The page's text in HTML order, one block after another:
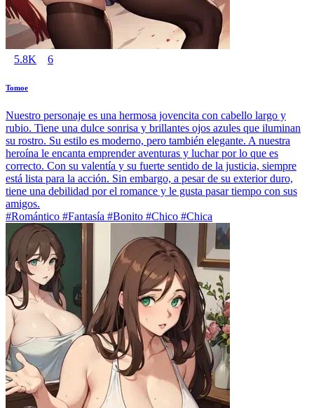
5.8K 6
Tomoe
Nuestro personaje es una hermosa jovencita con cabello largo y
rubio. Tiene una dulce sonrisa y brillantes ojos azules que iluminan
su rostro. Su estilo es moderno, pero también elegante. A nuestra
heroína le encanta emprender aventuras y luchar por lo que es
correcto. Con su valentía y su fuerte sentido de la justicia, siempre
está lista para la acción. Sin embargo, a pesar de su exterior duro,
tiene una debilidad por el romance y le gusta pasar tiempo con sus
amigos.
#Romántico #Fantasía #Bonito #Chico #Chica